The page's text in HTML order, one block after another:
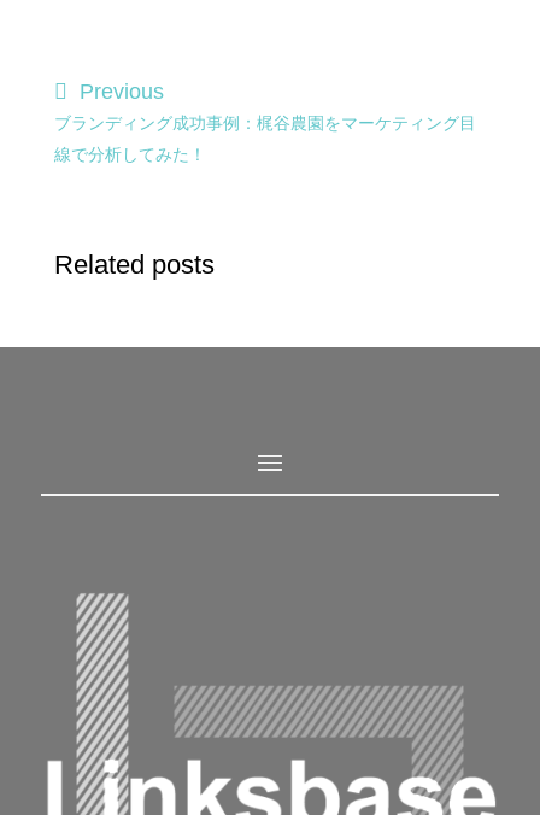
Previous
ブランディング成功事例：梶谷農園をマーケティング目
線で分析してみた！
Related posts